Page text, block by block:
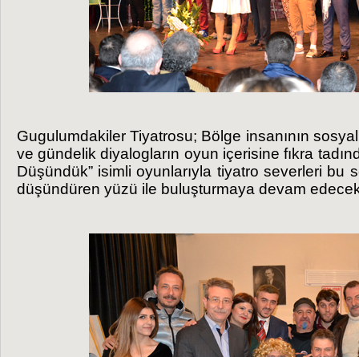
Gugulumdakiler Tiyatrosu; Bölge insanının
ve gündelik diyalogların oyun içerisine fıkra
Düşündük” isimli oyunlarıyla tiyatro severleri bu
düşündüren yüzü ile buluşturmaya devam